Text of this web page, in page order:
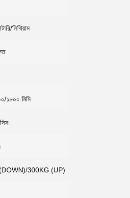
লিথিয়াম
১৮০০ মিমি
300KG (UP)